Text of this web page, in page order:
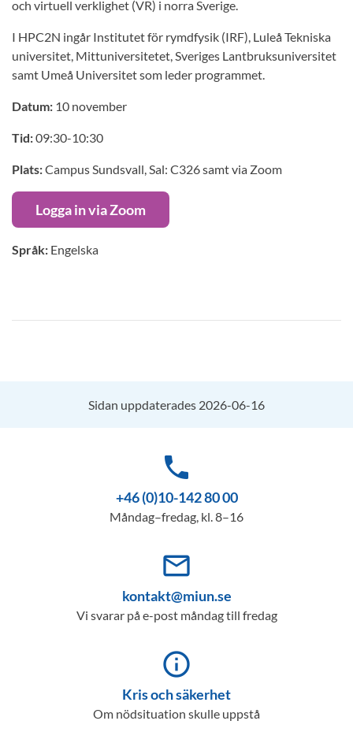
och virtuell verklighet (VR) i norra Sverige.
I HPC2N ingår Institutet för rymdfysik (IRF), Luleå Tekniska
universitet, Mittuniversitetet, Sveriges Lantbruksuniversitet
samt Umeå Universitet som leder programmet.
Datum: 10 november
Tid:09:30-10:30
Plats:Campus Sundsvall, Sal: C326 samt via Zoom
Logga in via Zoom
Språk: Engelska
Sidan uppdaterades 2026-06-16
phone
+46 (0)10-142 80 00
Måndag–fredag, kl. 8–16
mail_outline
kontakt@miun.se
Vi svarar på e-post måndag till fredag
info_outline
Kris och säkerhet
Om nödsituation skulle uppstå